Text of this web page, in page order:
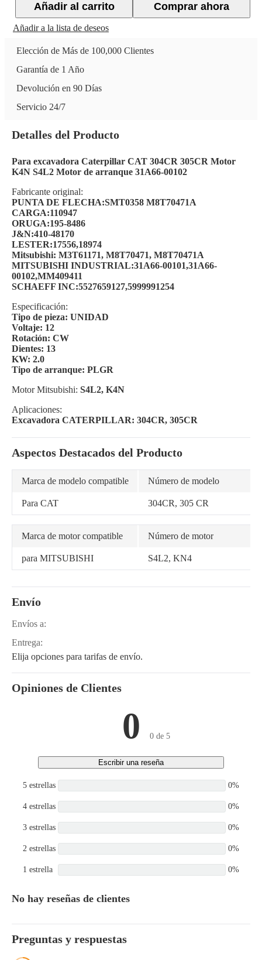
Comprar ahora
Añadir al carrito
Añadir a la lista de deseos
Elección de Más de 100,000 Clientes
Garantía de 1 Año
Devolución en 90 Días
Servicio 24/7
Detalles del Producto
Para excavadora Caterpillar CAT 304CR 305CR Motor
K4N S4L2 Motor de arranque 31A66-00102
Fabricante original:
PUNTA DE FLECHA:SMT0358 M8T70471A
CARGA:110947
ORUGA:195-8486
J&N:410-48170
LESTER:17556,18974
Mitsubishi: M3T61171, M8T70471, M8T70471A
MITSUBISHI INDUSTRIAL:31A66-00101,31A66-
00102,MM409411
SCHAEFF INC:5527659127,5999991254
Especificación:
Tipo de pieza: UNIDAD
Voltaje: 12
Rotación: CW
Dientes: 13
KW: 2.0
Tipo de arranque: PLGR
Motor Mitsubishi: S4L2, K4N
Aplicaciones:
Excavadora CATERPILLAR: 304CR, 305CR
Aspectos Destacados del Producto
Marca de modelo compatible Número de modelo
Para CAT 304CR, 305 CR
Marca de motor compatible Número de motor
para MITSUBISHI S4L2, KN4
Envío
Envíos a:
Entrega:
Elija opciones para tarifas de envío.
Opiniones de Clientes
0 0 de 5
Escribir una reseña
5 estrellas 0%
4 estrellas 0%
3 estrellas 0%
2 estrellas 0%
1 estrella 0%
No hay reseñas de clientes
Preguntas y respuestas